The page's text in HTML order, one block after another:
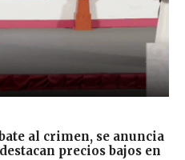
al crimen, se anuncia
precios bajos en